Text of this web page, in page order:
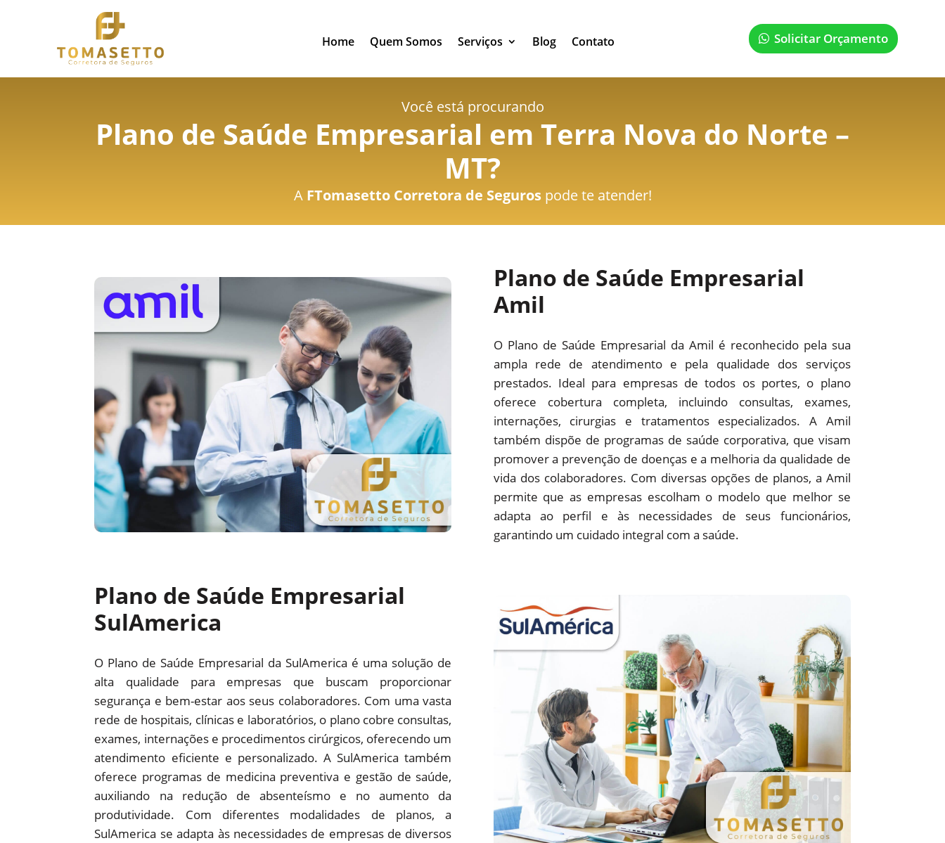
Home Quem Somos Serviços Blog Contato Solicitar Orçamento
Você está procurando
Plano de Saúde Empresarial em Terra Nova do Norte –
MT?
A FTomasetto Corretora de Segurospode te atender!
Plano de Saúde Empresarial
Amil
O Plano de Saúde Empresarial da Amil é reconhecido pela sua
ampla rede de atendimento e pela qualidade dos serviços
prestados. Ideal para empresas de todos os portes, o plano
oferece cobertura completa, incluindo consultas, exames,
internações, cirurgias e tratamentos especializados. A Amil
também dispõe de programas de saúde corporativa, que visam
promover a prevenção de doenças e a melhoria da qualidade de
vida dos colaboradores. Com diversas opções de planos, a Amil
permite que as empresas escolham o modelo que melhor se
adapta ao perfil e às necessidades de seus funcionários,
garantindo um cuidado integral com a saúde.
Plano de Saúde Empresarial
SulAmerica
O Plano de Saúde Empresarial da SulAmerica é uma solução de
alta qualidade para empresas que buscam proporcionar
segurança e bem-estar aos seus colaboradores. Com uma vasta
rede de hospitais, clínicas e laboratórios, o plano cobre consultas,
exames, internações e procedimentos cirúrgicos, oferecendo um
atendimento eficiente e personalizado. A SulAmerica também
oferece programas de medicina preventiva e gestão de saúde,
auxiliando na redução de absenteísmo e no aumento da
produtividade. Com diferentes modalidades de planos, a
SulAmerica se adapta às necessidades de empresas de diversos